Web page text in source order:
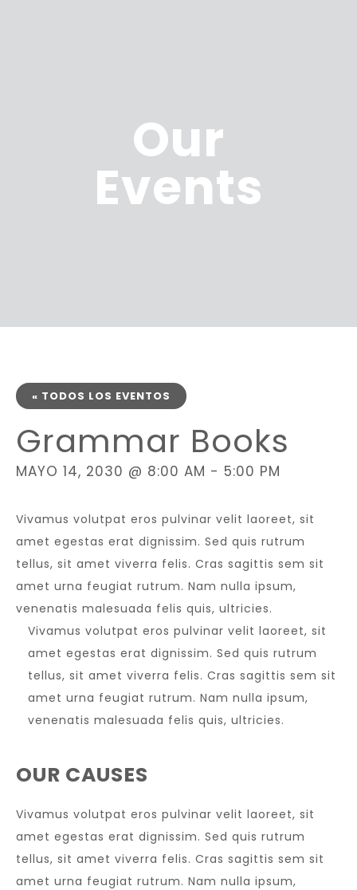
Our
Events
« TODOS LOS EVENTOS
Grammar Books
MAYO 14, 2030 @ 8:00 AM - 5:00 PM
Vivamus volutpat eros pulvinar velit laoreet, sit
amet egestas erat dignissim. Sed quis rutrum
tellus, sit amet viverra felis. Cras sagittis sem sit
amet urna feugiat rutrum. Nam nulla ipsum,
venenatis malesuada felis quis, ultricies.
Vivamus volutpat eros pulvinar velit laoreet, sit
amet egestas erat dignissim. Sed quis rutrum
tellus, sit amet viverra felis. Cras sagittis sem sit
amet urna feugiat rutrum. Nam nulla ipsum,
venenatis malesuada felis quis, ultricies.
OUR CAUSES
Vivamus volutpat eros pulvinar velit laoreet, sit
amet egestas erat dignissim. Sed quis rutrum
tellus, sit amet viverra felis. Cras sagittis sem sit
amet urna feugiat rutrum. Nam nulla ipsum,